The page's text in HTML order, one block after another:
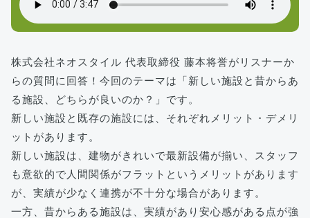
株式会社ネオスタイル 代表取締役 藤本将誉がリスナーか
らの質問に回答！今回のテーマは「新しい施設と昔からあ
る施設、どちらが良いのか？」です。
新しい施設と既存の施設には、それぞれメリット・デメリ
ットがあります。
新しい施設は、建物がきれいで最新設備が揃い、スタッフ
も意欲的で人間関係がフラットというメリットがあります
が、実績が少なく連携が不十分な場合があります。
一方、昔からある施設は、実績があり安心感がある点が強